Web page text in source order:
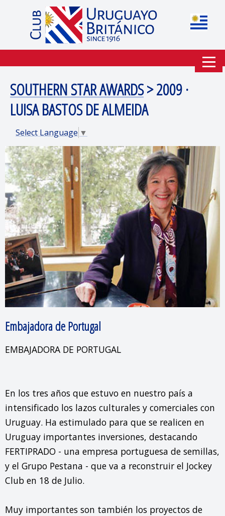
SOUTHERN STAR AWARDS> 2009 ·
LUISA BASTOS DE ALMEIDA
Select Language ▼
Embajadora de Portugal
EMBAJADORA DE PORTUGAL
En los tres años que estuvo en nuestro país a
intensificado los lazos culturales y comerciales con
Uruguay. Ha estimulado para que se realicen en
Uruguay importantes inversiones, destacando
FERTIPRADO - una empresa portuguesa de semillas,
y el Grupo Pestana - que va a reconstruir el Jockey
Club en 18 de Julio.
Muy importantes son también los proyectos de